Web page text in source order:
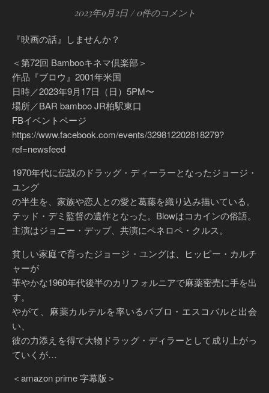
2023年9月2日 / 0件のコメント
『映画の話』しませんか？
＜第72回 Bambooキネマ倶楽部＞
作品『ブロウ』2001年米国
日時／2023年9月17日（日）5PM〜
場所／BAR bamboo JR柏駅東口
FBイベントページ
https://www.facebook.com/events/329812202818279?
ref=newsfeed
1970年代に伝説のドラッグ・ディーラーとなったジョージ・
ユング
の半生を、家族や恋人との愛と葛藤を織り込み描いている。
テッド・デミ監督の遺作となった。Blowはコカインの俗語。
主演はジョニー・デップ、共演にペネロペ・クルス。
貧しい家庭で育ったジョージ・ユングは、ヒッピー・カルチ
ャーが
華やかな1960年代後半のカリフォルニアで麻薬密売に手を出
す。
やがて、麻薬カルテルを率いるパブロ・エスコバルと出会
い、
彼の力添えを得て大物ドラッグ・ディラーとして成り上がっ
ていくが…
＜amazon prime 字幕版＞